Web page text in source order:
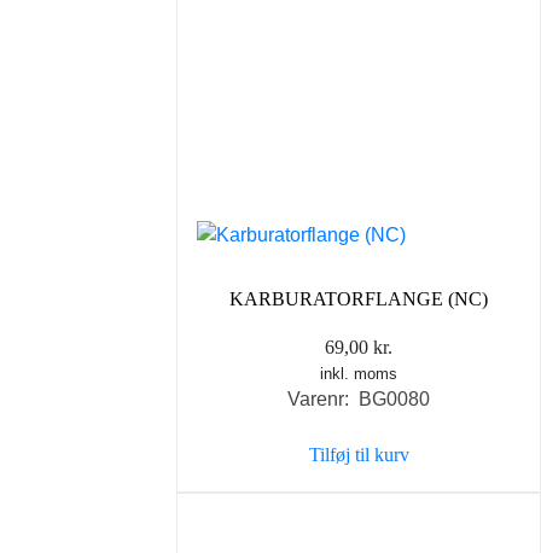
KARBURATORFLANGE (NC)
69,00 kr.
inkl. moms
Varenr: BG0080
Tilføj til kurv